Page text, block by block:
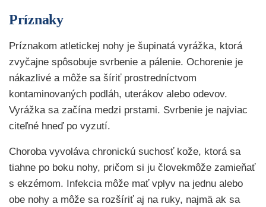
Príznaky
Príznakom atletickej nohy je šupinatá vyrážka, ktorá
zvyčajne spôsobuje svrbenie a pálenie. Ochorenie je
nákazlivé a môže sa šíriť prostredníctvom
kontaminovaných podláh, uterákov alebo odevov.
Vyrážka sa začína medzi prstami. Svrbenie je najviac
citeľné hneď po vyzutí.
Choroba vyvoláva chronickú suchosť kože, ktorá sa
tiahne po boku nohy, pričom si ju človekmôže zamieňať
s ekzémom. Infekcia môže mať vplyv na jednu alebo
obe nohy a môže sa rozšíriť aj na ruky, najmä ak sa